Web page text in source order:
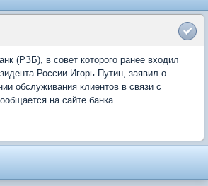
(РЗБ), в совет которого ранее входил
России Игорь Путин, заявил о
обслуживания клиентов в связи с
на сайте банка.